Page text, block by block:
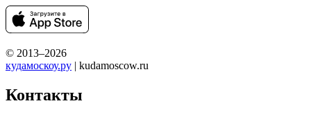
© 2013–2026
кудамоскоу.ру | kudamoscow.ru
Контакты